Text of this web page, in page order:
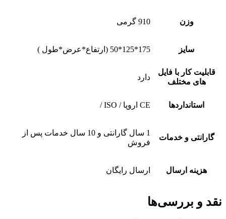
وزن 910 گرمی
سایز 175*125*50 (ارتفاع*عرض*طول )
قابلیت کار با فایل
های مختلف
دارد
استانداردها CE اروپا / ISO /
گارانتی و خدمات
1 سال گارانتی و 10 سال خدمات پس از
فروش
هزینه ارسال ارسال رایگان
نقد و بررسی‌ها